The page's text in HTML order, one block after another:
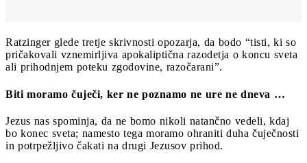
Ratzinger glede tretje skrivnosti opozarja, da bodo “tisti, ki so
pričakovali vznemirljiva apokaliptična razodetja o koncu sveta
ali prihodnjem poteku zgodovine, razočarani”.
Biti moramo čuječi, ker ne poznamo ne ure ne dneva …
Jezus nas spominja, da ne bomo nikoli natančno vedeli, kdaj
bo konec sveta; namesto tega moramo ohraniti duha čuječnosti
in potrpežljivo čakati na drugi Jezusov prihod.